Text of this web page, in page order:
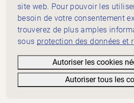
info@physioswiss.ch
Médias sociaux
Important
Connaissances
Prestations
A propos de Physioswiss
site web. Pour pouvoir les
besoin de votre consentement
trouverez de plus amples
sous protection des données et
Autoriser les cookies
Autoriser tous les